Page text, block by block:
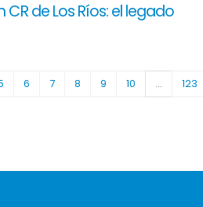
de Los Ríos: el legado
6 7 8 9 10 ... 123